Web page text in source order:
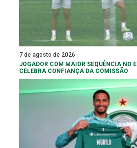
7 de agosto de 2026
JOGADOR COM MAIOR SEQUÊNCIA NO
CELEBRA CONFIANÇA DA COMISSÃO